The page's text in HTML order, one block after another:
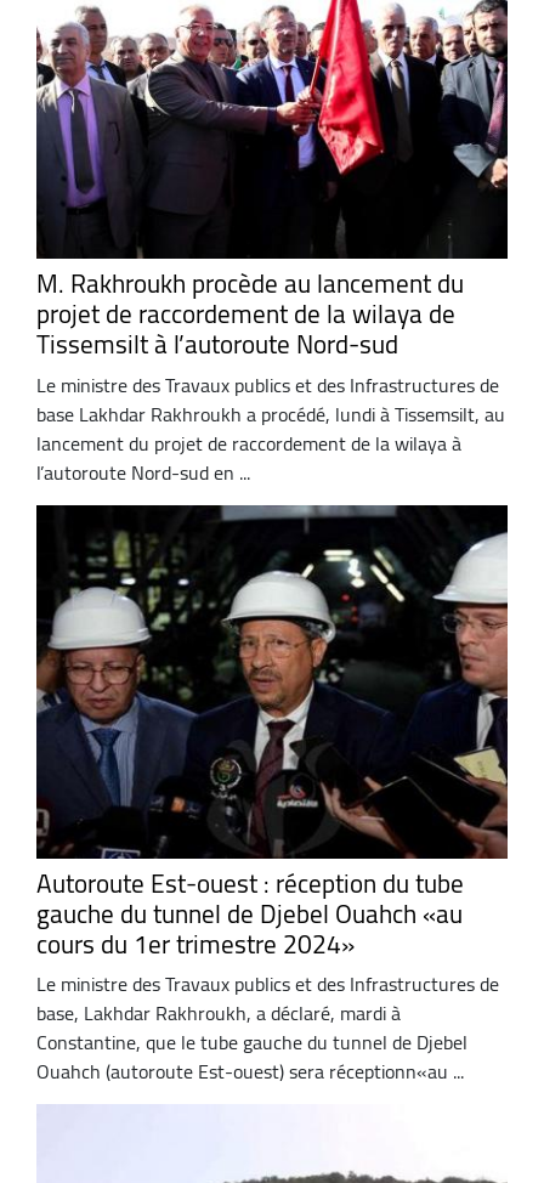
M. Rakhroukh procède au lancement du
projet de raccordement de la wilaya de
Tissemsilt à l’autoroute Nord-sud
Le ministre des Travaux publics et des Infrastructures de
base Lakhdar Rakhroukh a procédé, lundi à Tissemsilt, au
lancement du projet de raccordement de la wilaya à
l’autoroute Nord-sud en ...
Autoroute Est-ouest : réception du tube
gauche du tunnel de Djebel Ouahch «au
cours du 1er trimestre 2024»
Le ministre des Travaux publics et des Infrastructures de
base, Lakhdar Rakhroukh, a déclaré, mardi à
Constantine, que le tube gauche du tunnel de Djebel
Ouahch (autoroute Est-ouest) sera réceptionn«au ...